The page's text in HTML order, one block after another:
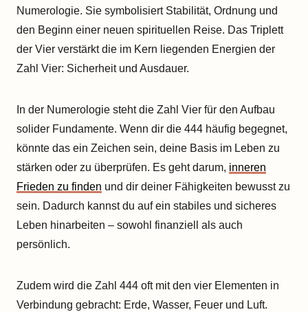
Numerologie. Sie symbolisiert Stabilität, Ordnung und
den Beginn einer neuen spirituellen Reise. Das Triplett
der Vier verstärkt die im Kern liegenden Energien der
Zahl Vier: Sicherheit und Ausdauer.
In der Numerologie steht die Zahl Vier für den Aufbau
solider Fundamente. Wenn dir die 444 häufig begegnet,
könnte das ein Zeichen sein, deine Basis im Leben zu
stärken oder zu überprüfen. Es geht darum, inneren
Frieden zu finden und dir deiner Fähigkeiten bewusst zu
sein. Dadurch kannst du auf ein stabiles und sicheres
Leben hinarbeiten – sowohl finanziell als auch
persönlich.
Zudem wird die Zahl 444 oft mit den vier Elementen in
Verbindung gebracht: Erde, Wasser, Feuer und Luft.